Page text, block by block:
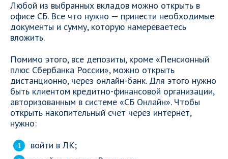
Любой из выбранных вкладов можно открыть в
офисе СБ. Все что нужно — принести необходимые
документы и сумму, которую намереваетесь
вложить.
Помимо этого, все депозиты, кроме «Пенсионный
плюс Сбербанка России», можно открыть
дистанционно, через онлайн-банк. Для этого нужно
быть клиентом кредитно-финансовой организации,
авторизованным в системе «СБ Онлайн». Чтобы
открыть накопительный счет через интернет,
нужно:
войти в ЛК;